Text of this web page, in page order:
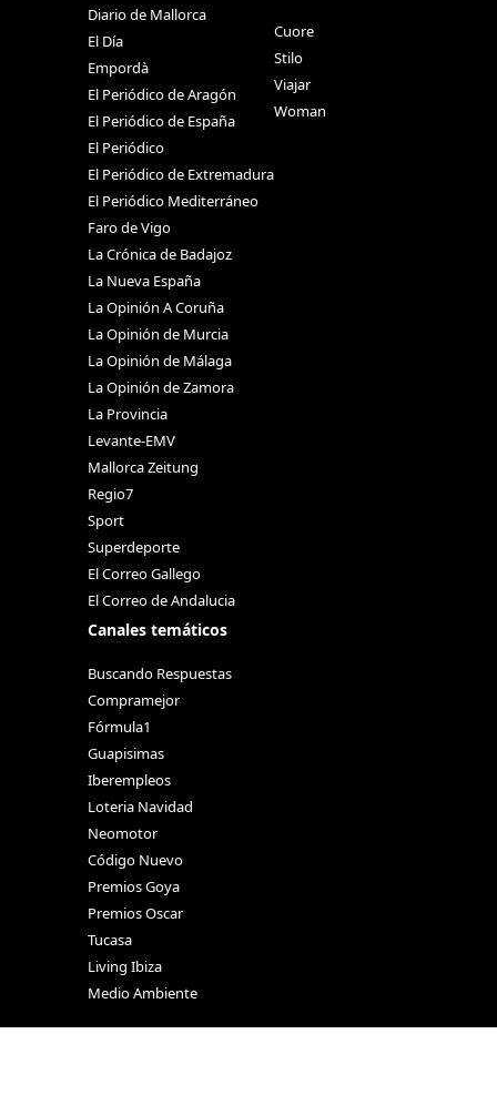
Diario de Mallorca
El Día
Empordà
El Periódico de Aragón
El Periódico de España
El Periódico
El Periódico de Extremadura
El Periódico Mediterráneo
Faro de Vigo
La Crónica de Badajoz
La Nueva España
La Opinión A Coruña
La Opinión de Murcia
La Opinión de Málaga
La Opinión de Zamora
La Provincia
Levante-EMV
Mallorca Zeitung
Regio7
Sport
Superdeporte
El Correo Gallego
El Correo de Andalucia
Canales temáticos
Buscando Respuestas
Compramejor
Fórmula1
Guapisimas
Iberempleos
Loteria Navidad
Neomotor
Código Nuevo
Premios Goya
Premios Oscar
Tucasa
Living Ibiza
Medio Ambiente
Cuore
Stilo
Viajar
Woman